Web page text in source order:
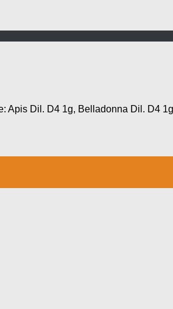
Apis Dil. D4 1g, Belladonna Dil. D4